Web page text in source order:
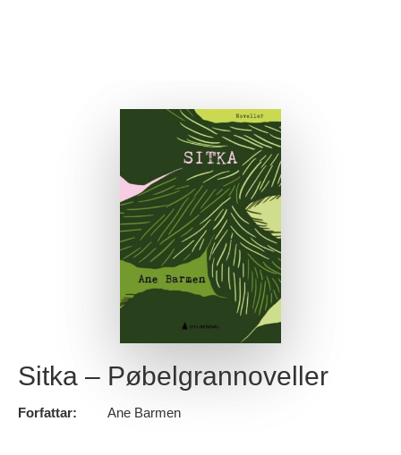
Sitka – Pøbelgrannoveller
Forfattar: Ane Barmen